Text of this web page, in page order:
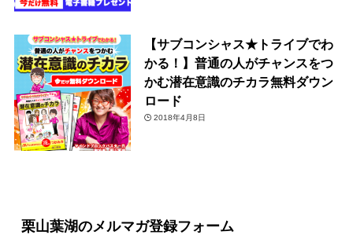
【サブコンシャス★トライブでわ
かる！】普通の人がチャンスをつ
かむ潜在意識のチカラ無料ダウン
ロード
2018年4月8日
栗山葉湖のメルマガ登録フォーム